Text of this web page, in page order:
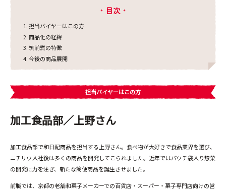
目次
担当バイヤーはこの方
商品化の経緯
筑前煮の特徴
今後の商品展開
担当バイヤーはこの方
加工食品部／上野さん
加工食品部で和日配商品を担当する上野さん。食べ物が大好きで食品業界を選び、
ニチリウ入社後は多くの商品を開発してこられました。近年ではパウチ袋入り惣菜
の開発に力を注ぎ、新たな簡便商品を誕生させました。
前職では、京都の老舗和菓子メーカーでの百貨店・スーパー・菓子専門店向けの営